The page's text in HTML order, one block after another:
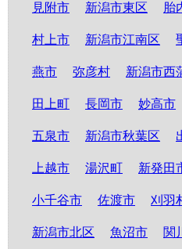
見附市
新潟市東区 胎
村上市 新潟市江南区
燕市 弥彦村 新潟市西
田上町 長岡市 妙高市
五泉市 新潟市秋葉区
上越市 湯沢町 新発田
小千谷市 佐渡市 刈羽
新潟市北区 魚沼市 関